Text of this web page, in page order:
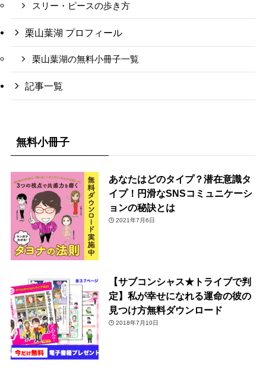
スリー・ピースの歩き方
栗山葉湖 プロフィール
栗山葉湖の無料小冊子一覧
記事一覧
無料小冊子
あなたはどのタイプ？潜在意識タ
イプ！円滑なSNSコミュニケーシ
ョンの秘訣とは
2021年7月6日
【サブコンシャス★トライブで判
定】私が幸せになれる運命の彼の
見つけ方無料ダウンロード
2018年7月10日